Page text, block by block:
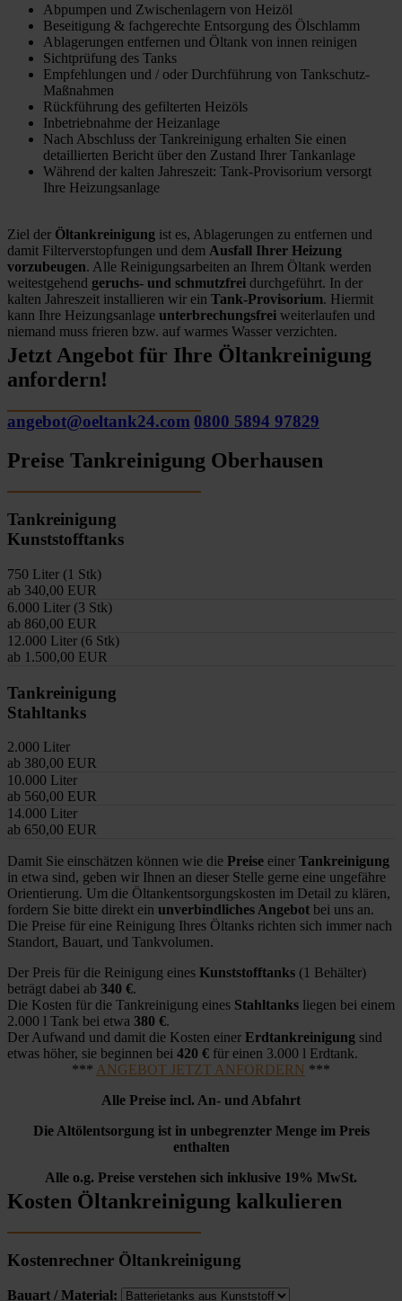
Abpumpen und Zwischenlagern von Heizöl
Beseitigung & fachgerechte Entsorgung des Ölschlamm
Ablagerungen entfernen und Öltank von innen reinigen
Sichtprüfung des Tanks
Empfehlungen und / oder Durchführung von Tankschutz-
Maßnahmen
Rückführung des gefilterten Heizöls
Inbetriebnahme der Heizanlage
Nach Abschluss der Tankreinigung erhalten Sie einen
detaillierten Bericht über den Zustand Ihrer Tankanlage
Während der kalten Jahreszeit: Tank-Provisorium versorgt
Ihre Heizungsanlage
Ziel der Öltankreinigung ist es, Ablagerungen zu entfernen und
damit Filterverstopfungen und dem Ausfall Ihrer Heizung
vorzubeugen. Alle Reinigungsarbeiten an Ihrem Öltank werden
weitestgehend geruchs- und schmutzfrei durchgeführt. In der
kalten Jahreszeit installieren wir ein Tank-Provisorium. Hiermit
kann Ihre Heizungsanlage unterbrechungsfrei weiterlaufen und
niemand muss frieren bzw. auf warmes Wasser verzichten.
Jetzt Angebot für Ihre Öltankreinigung
anfordern!
angebot@oeltank24.com 0800 5894 97829
Preise Tankreinigung Oberhausen
Tankreinigung
Kunststofftanks
750 Liter (1 Stk)
ab 340,00 EUR
6.000 Liter (3 Stk)
ab 860,00 EUR
12.000 Liter (6 Stk)
ab 1.500,00 EUR
Tankreinigung
Stahltanks
2.000 Liter
ab 380,00 EUR
10.000 Liter
ab 560,00 EUR
14.000 Liter
ab 650,00 EUR
Damit Sie einschätzen können wie die Preise einer Tankreinigung
in etwa sind, geben wir Ihnen an dieser Stelle gerne eine ungefähre
Orientierung. Um die Öltankentsorgungskosten im Detail zu klären,
fordern Sie bitte direkt ein unverbindliches Angebot bei uns an.
Die Preise für eine Reinigung Ihres Öltanks richten sich immer nach
Standort, Bauart, und Tankvolumen.
Der Preis für die Reinigung eines Kunststofftanks (1 Behälter)
beträgt dabei ab 340 €.
Die Kosten für die Tankreinigung eines Stahltanks liegen bei einem
2.000 l Tank bei etwa 380 €.
Der Aufwand und damit die Kosten einer Erdtankreinigung sind
etwas höher, sie beginnen bei 420 € für einen 3.000 l Erdtank.
*** ANGEBOT JETZT ANFORDERN ***
Alle Preise incl. An- und Abfahrt
Die Altölentsorgung ist in unbegrenzter Menge im Preis
enthalten
Alle o.g. Preise verstehen sich inklusive 19% MwSt.
Kosten Öltankreinigung kalkulieren
Kostenrechner Öltankreinigung
Bauart / Material: